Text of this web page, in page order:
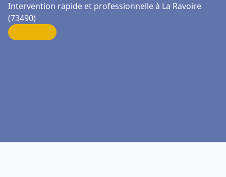
Intervention rapide et professionnelle à La Ravoire
(73490)